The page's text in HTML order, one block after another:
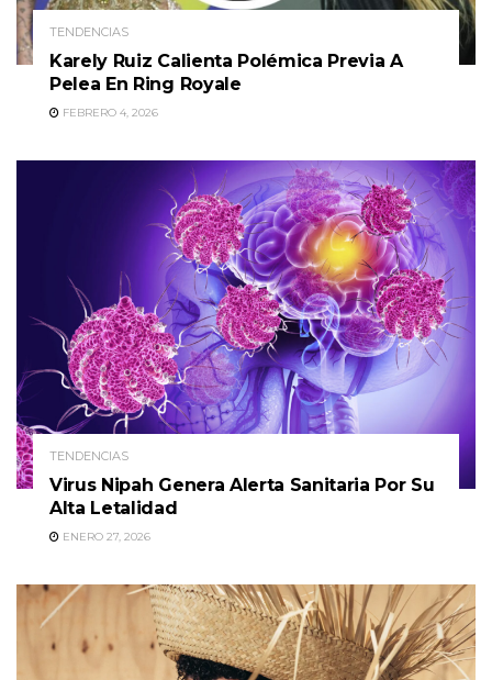
TENDENCIAS
Karely Ruiz Calienta Polémica Previa A
Pelea En Ring Royale
FEBRERO 4, 2026
TENDENCIAS
Virus Nipah Genera Alerta Sanitaria Por Su
Alta Letalidad
ENERO 27, 2026